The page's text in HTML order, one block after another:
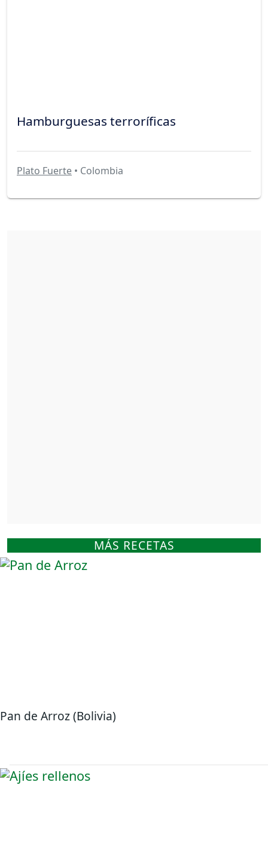
MÁS RECETAS
Pan de Arroz (Bolivia)
Hamburguesas terroríficas
Plato Fuerte • Colombia